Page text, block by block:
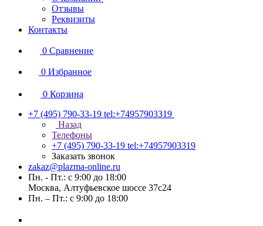
Отзывы
Реквизиты
Контакты
0 Сравнение
0 Избранное
0 Корзина
+7 (495) 790-33-19 tel:+74957903319
Назад
Телефоны
+7 (495) 790-33-19 tel:+74957903319
Заказать звонок
zakaz@plazma-online.ru
Пн. - Пт.: с 9:00 до 18:00
Москва, Алтуфьевское шоссе 37с24
Пн. – Пт.: с 9:00 до 18:00